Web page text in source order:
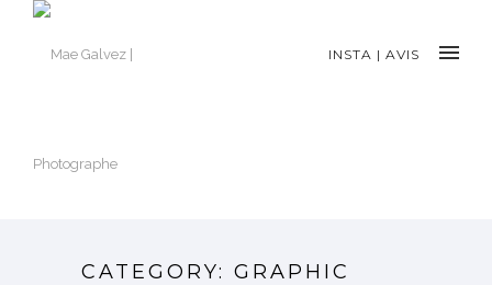
INSTA | AVIS
CATEGORY: GRAPHIC